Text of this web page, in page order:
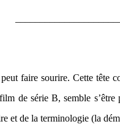
faire sourire. Cette tête
de série B, semble
et de la terminologie (la